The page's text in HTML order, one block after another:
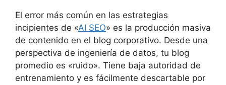
El error más común en las estrategias
incipientes de «AI SEO» es la producción masiva
de contenido en el blog corporativo. Desde una
perspectiva de ingeniería de datos, tu blog
promedio es «ruido». Tiene baja autoridad de
entrenamiento y es fácilmente descartable por